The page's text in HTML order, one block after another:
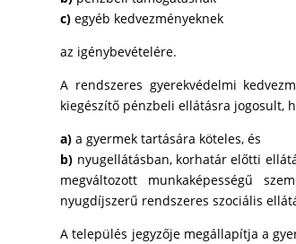
c) egyéb kedvezményeknek
az igénybevételére.
A rendszeres gyerekvédelmi
kiegészítő pénzbeli ellátásra jogosult,
a) a gyermek tartására köteles, és
b) nyugellátásban, korhatár előtti
megváltozott munkaképességű
nyugdíjszerű rendszeres szociális
A település jegyzője megállapítja a